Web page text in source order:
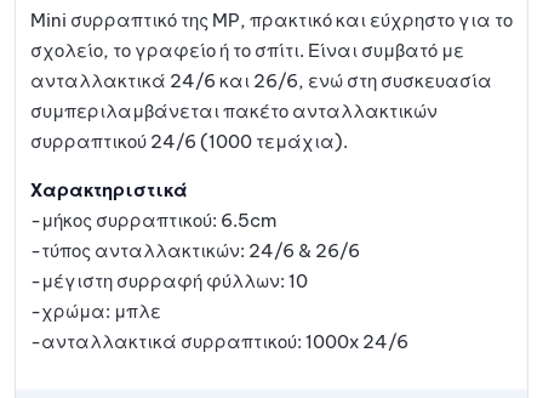
μένων
Mini συρραπτικό της MP, πρακτικό και εύχρηστο για το
σχολείο, το γραφείο ή το σπίτι. Είναι συμβατό με
ανταλλακτικά 24/6 και 26/6, ενώ στη συσκευασία
συμπεριλαμβάνεται πακέτο ανταλλακτικών
συρραπτικού 24/6 (1000 τεμάχια).
Χαρακτηριστικά
-μήκος συρραπτικού: 6.5cm
-τύπος ανταλλακτικών: 24/6 & 26/6
-μέγιστη συρραφή φύλλων: 10
-χρώμα: μπλε
-ανταλλακτικά συρραπτικού: 1000x 24/6